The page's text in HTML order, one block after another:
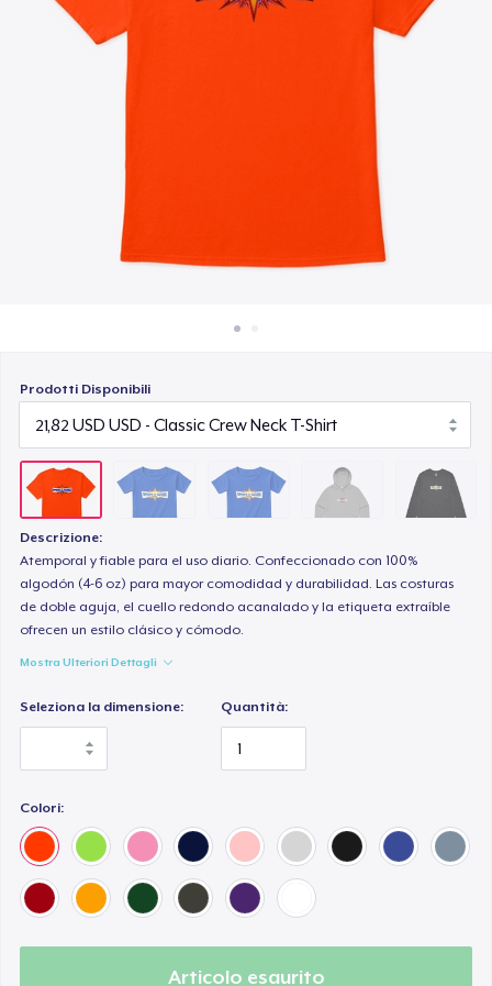
Prodotti Disponibili
Descrizione:
Atemporal y fiable para el uso diario. Confeccionado con 100%
algodón (4-6 oz) para mayor comodidad y durabilidad. Las costuras
de doble aguja, el cuello redondo acanalado y la etiqueta extraíble
ofrecen un estilo clásico y cómodo.
Mostra Ulteriori Dettagli
Seleziona la dimensione: Quantità:
Colori:
Articolo esaurito
AS Colour Stencil Hoodie
Men's Base Long Sleeve Tee
29,99 USD
Unisex Premium Pullover Hoodie
Women's Maple Tee
Kids Classic Pullover Hoodie
Women's Classic Tee
Premium V-Neck Tee
26,80 USD
Premium V-Neck Tee
Women's Boyfriend Tee
26,80 USD
Essential Tee
26,99 USD